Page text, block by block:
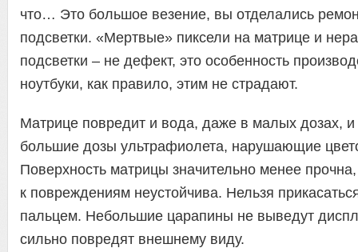
что… Это большое везение, вы отделались
подсветки. «Мертвые» пиксели на матрице и
подсветки – не дефект, это особенность
ноутбуки, как правило, этим не страдают.
Матрице повредит и вода, даже в малых дозах, и
большие дозы ультрафиолета, нарушающие
Поверхность матрицы значительно менее
к повреждениям неустойчива. Нельзя
пальцем. Небольшие царапины не выведут
сильно повредят внешнему виду.